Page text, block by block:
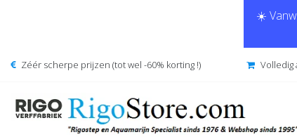
☀️
Zéér scherpe prijzen (tot wel -60% korting !) Volledig